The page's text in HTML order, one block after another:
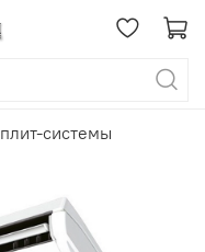
системы